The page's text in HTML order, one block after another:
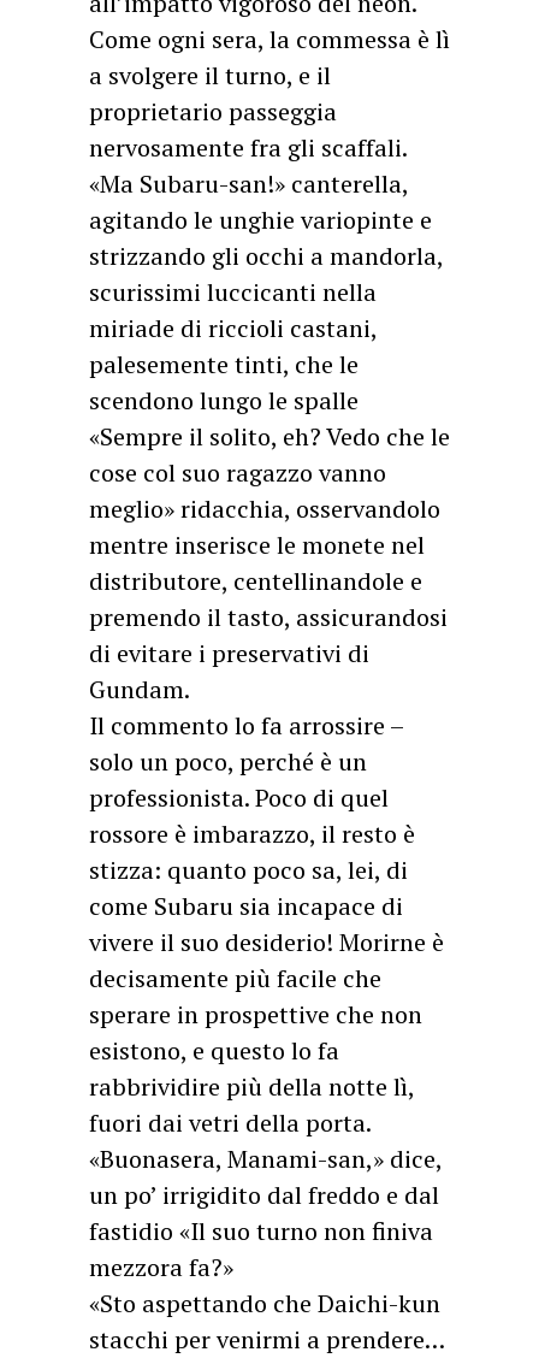
Come ogni sera, la commessa è lì
a svolgere il turno, e il
proprietario passeggia
nervosamente fra gli scaffali.
«Ma Subaru-san!» canterella,
agitando le unghie variopinte e
strizzando gli occhi a mandorla,
scurissimi luccicanti nella
miriade di riccioli castani,
palesemente tinti, che le
scendono lungo le spalle
«Sempre il solito, eh? Vedo che le
cose col suo ragazzo vanno
meglio» ridacchia, osservandolo
mentre inserisce le monete nel
distributore, centellinandole e
premendo il tasto, assicurandosi
di evitare i preservativi di
Gundam.
Il commento lo fa arrossire –
solo un poco, perché è un
professionista. Poco di quel
rossore è imbarazzo, il resto è
stizza: quanto poco sa, lei, di
come Subaru sia incapace di
vivere il suo desiderio! Morirne è
decisamente più facile che
sperare in prospettive che non
esistono, e questo lo fa
rabbrividire più della notte lì,
fuori dai vetri della porta.
«Buonasera, Manami-san,» dice,
un po’ irrigidito dal freddo e dal
fastidio «Il suo turno non finiva
mezzora fa?»
«Sto aspettando che Daichi-kun
stacchi per venirmi a prendere…